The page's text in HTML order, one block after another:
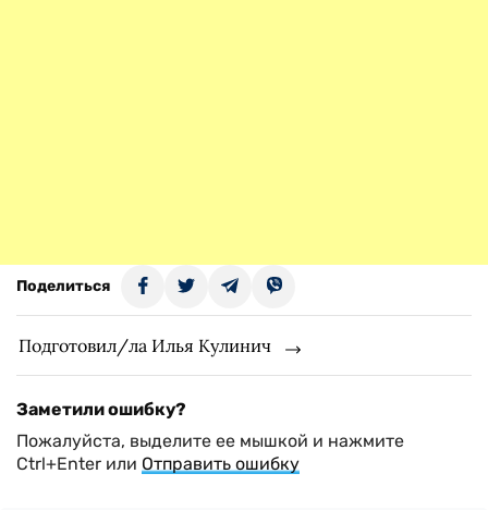
Поделиться
Подготовил/ла Илья Кулинич
Заметили ошибку?
Пожалуйста, выделите ее мышкой и нажмите
Ctrl+Enter или Отправить ошибку